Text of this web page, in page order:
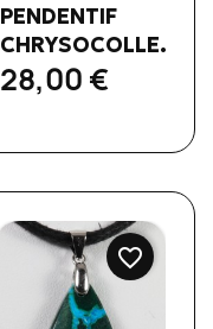
PENDENTIF
CHRYSOCOLLE...
28,00 €
favorite_border